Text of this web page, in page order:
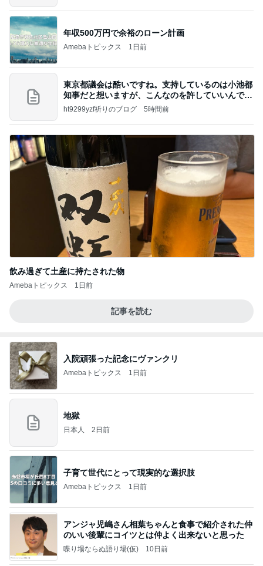
年収500万円で余裕のローン計画
Amebaトピックス 1日前
東京都議会は酷いですね。支持しているのは小池都
知事だと想いますが、こんなのを許していいんです
か？
ht9299yzf祈りのブログ 5時間前
飲み過ぎて土産に持たされた物
Amebaトピックス 1日前
記事を読む
入院頑張った記念にヴァンクリ
Amebaトピックス 1日前
地獄
日本人 2日前
子育て世代にとって現実的な選択肢
Amebaトピックス 1日前
アンジャ児嶋さん相葉ちゃんと食事で紹介された仲
のいい後輩にコイツとは仲よく出来ないと思った
喋り場ならぬ語り場(仮) 10日前